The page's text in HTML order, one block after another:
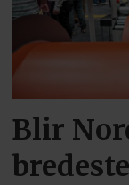
Blir